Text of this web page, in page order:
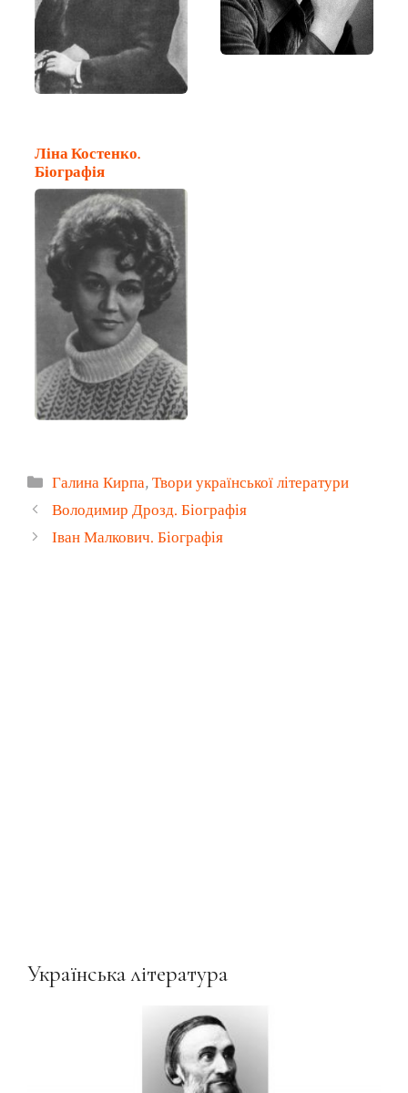
Ліна Костенко.
Біографія
Категорії
Галина Кирпа,Твори української літератури
Володимир Дрозд. Біографія
Іван Малкович. Біографія
Українська література